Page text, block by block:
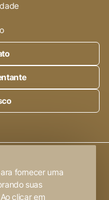
fornecer uma
suas
clicar em